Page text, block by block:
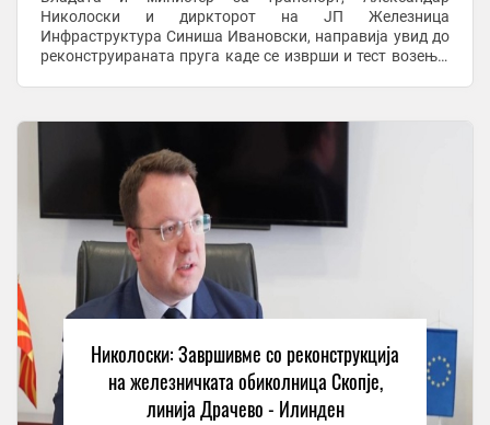
Николоски и диркторот на ЈП Железница
Инфраструктура Синиша Ивановски, направија увид до
реконструираната пруга каде се изврши и тест возење.
Николоски: Завршивме со реконструкција
на железничката обиколница Скопје,
линија Драчево - Илинден